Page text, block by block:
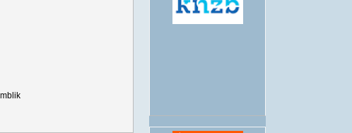
open water zwemmen bekend